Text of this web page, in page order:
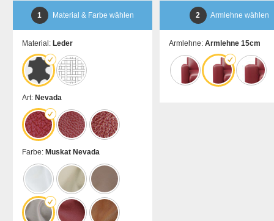
1 Material & Farbe wählen
Material: Leder
Art: Nevada
Farbe: Muskat Nevada
2 Armlehne wählen
Armlehne: Armlehne 15cm